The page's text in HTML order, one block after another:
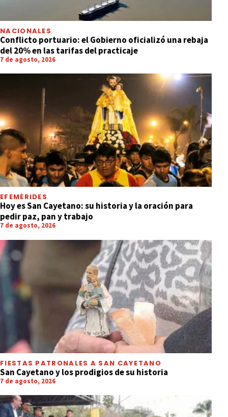
NACIONALES
Conflicto portuario: el Gobierno oficializó una rebaja
del 20% en las tarifas del practicaje
7 de agosto, 2026
EFEMÉRIDES
Hoy es San Cayetano: su historia y la oración para
pedir paz, pan y trabajo
7 de agosto, 2026
FIESTAS PATRONALES A SAN CAYETANO
San Cayetano y los prodigios de su historia
7 de agosto, 2026